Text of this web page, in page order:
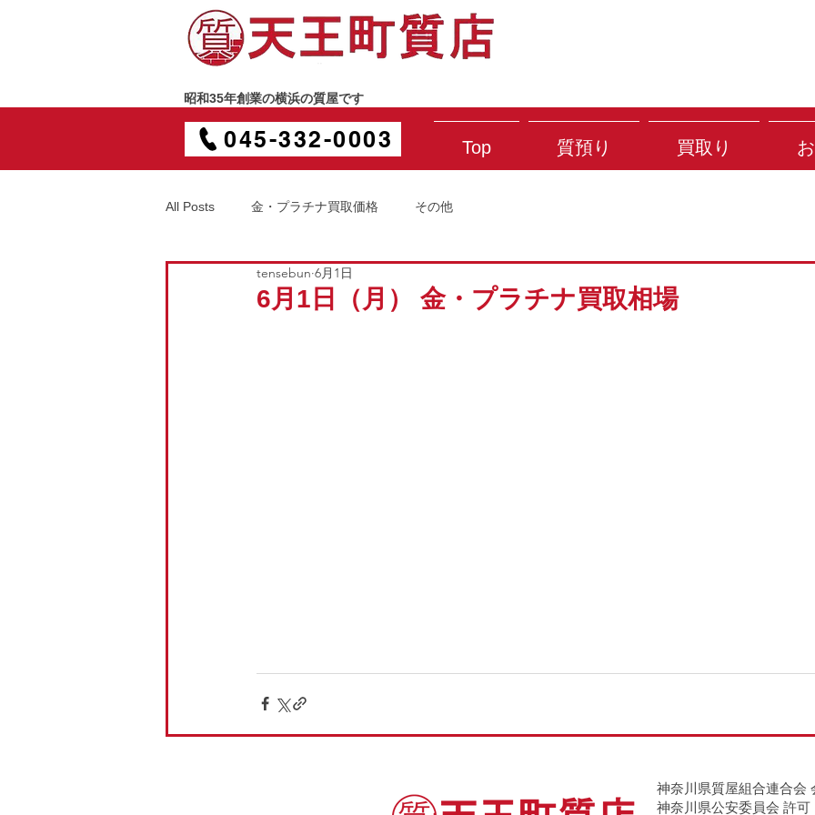
昭和35年創業の横浜の質屋です
045-332-0003 Top 質預り 買取り
All Posts 金・プラチナ買取価格 その他
6月1日（月） 金・プラチナ買取相場
tensebun 6月1日
神奈川県質屋組合連合会
神奈川県公安委員会 許可